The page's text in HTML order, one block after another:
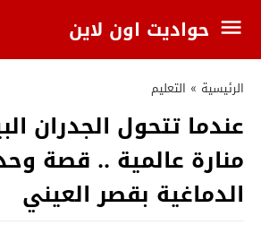
حواديت اون لاين
الرئيسية » التعليم
عندما تتحول الجدران
منارة عالمية .. قصة
الدماغية بقصر العيني